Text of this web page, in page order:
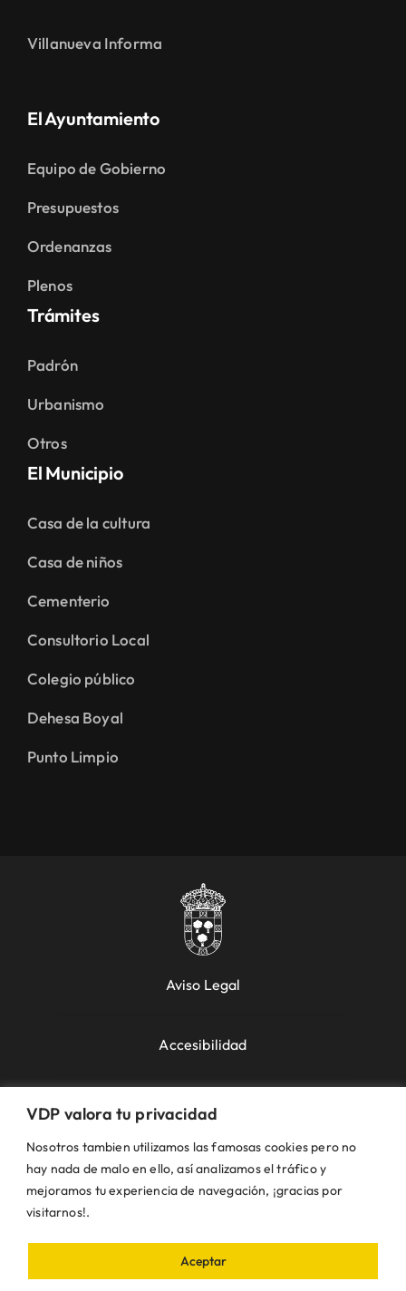
VDP valora tu privacidad
Nosotros tambien utilizamos las famosas cookies pero no
hay nada de malo en ello, así analizamos el tráfico y
mejoramos tu experiencia de navegación, ¡gracias por
visitarnos!.
Aceptar
Villanueva Informa
El Ayuntamiento
Equipo de Gobierno
Presupuestos
Ordenanzas
Plenos
Trámites
Padrón
Urbanismo
Otros
El Municipio
Casa de la cultura
Casa de niños
Cementerio
Consultorio Local
Colegio público
Dehesa Boyal
Punto Limpio
Aviso Legal
Accesibilidad
Política de Cookies
Política de Privacidad
© VDP 2000 - 2026 •Ayuntamiento de Villanueva